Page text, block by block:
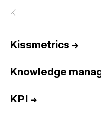
K
Kissmetrics →
Knowledge
KPI →
L